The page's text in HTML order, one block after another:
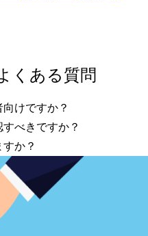
くある質問
けですか？
べきですか？
か？